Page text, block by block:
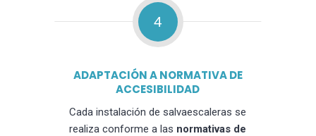
4
ADAPTACIÓN A NORMATIVA DE
ACCESIBILIDAD
Cada instalación de salvaescaleras se
realiza conforme a las normativas de